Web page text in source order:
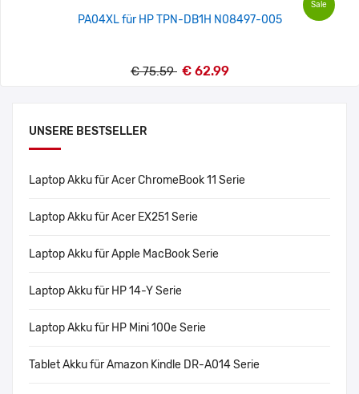
UNSERE BESTSELLER
Laptop Akku für Acer ChromeBook 11 Serie
Laptop Akku für Acer EX251 Serie
Laptop Akku für Apple MacBook Serie
Laptop Akku für HP 14-Y Serie
Laptop Akku für HP Mini 100e Serie
Tablet Akku für Amazon Kindle DR-A014 Serie
Sale
PA04XL für HP TPN-DB1H N08497-005
€ 75.59 € 62.99